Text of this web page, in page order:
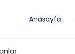
Anasayfa